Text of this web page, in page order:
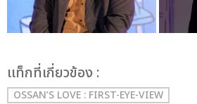
เเท็กที่เกี่ยวข้อง :
OSSAN’S LOVE : FIRST-EYE-VIEW